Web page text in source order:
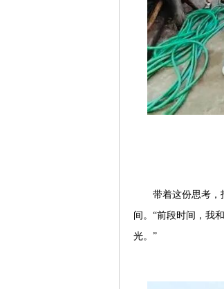
带着这份思考，
间。“前段时间，我
光。”